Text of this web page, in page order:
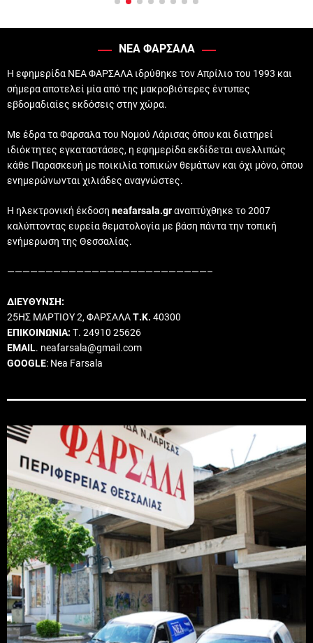
ΝΕΑ ΦΑΡΣΑΛΑ
Η εφημερίδα ΝΕΑ ΦΑΡΣΑΛΑ ιδρύθηκε τον Απρίλιο του 1993 και
σήμερα αποτελεί μία από της μακροβιότερες έντυπες
εβδομαδιαίες εκδόσεις στην χώρα.
Με έδρα τα Φαρσαλα του Νομού Λάρισας όπου και διατηρεί
ιδιόκτητες εγκαταστάσες, η εφημερίδα εκδίδεται ανελλιπώς
κάθε Παρασκευή με ποικιλία τοπικών θεμάτων και όχι μόνο, όπου
ενημερώνωνται χιλιάδες αναγνώστες.
Η ηλεκτρονική έκδοση neafarsala.grαναπτύχθηκε το 2007
καλύπτοντας ευρεία θεματολογία με βάση πάντα την τοπική
ενήμερωση της Θεσσαλίας.
——————————————————————————–
ΔΙΕΥΘΥΝΣΗ:
25ΗΣ ΜΑΡΤΙΟΥ 2, ΦΑΡΣΑΛΑΤ.Κ. 40300
ΕΠΙΚΟΙΝΩΝΙΑ: Τ. 24910 25626
EMAIL. neafarsala@gmail.com
GOOGLE: Nea Farsala